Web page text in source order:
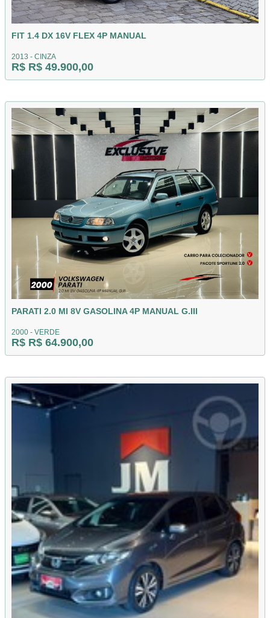
FIT 1.4 DX 16V FLEX 4P MANUAL
2013 - CINZA
R$ R$ 49.900,00
PARATI 2.0 MI 8V GASOLINA 4P MANUAL G.III
2000 - VERDE
R$ R$ 64.900,00